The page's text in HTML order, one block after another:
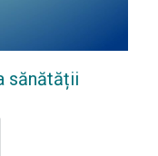
sănătății